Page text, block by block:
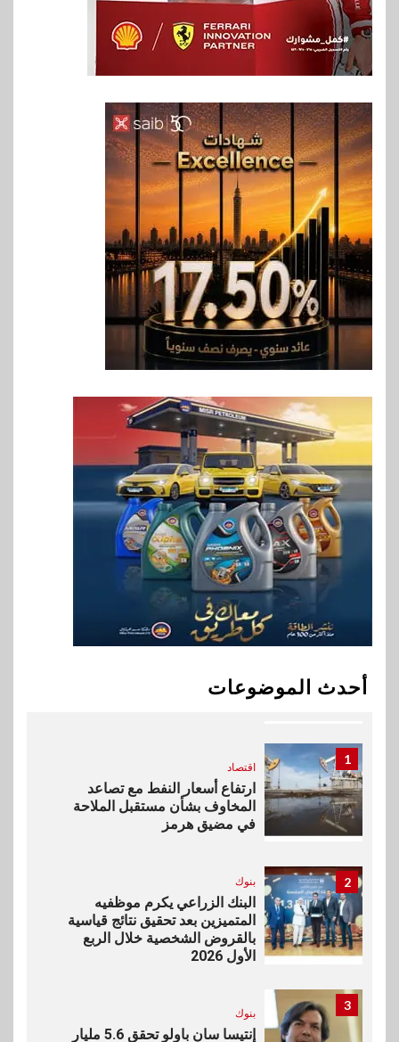
أحدث الموضوعات
6
بنوك
بنك QNB مصر يعزز جاهزية
المشروعات الصغيرة والمتوسطة
للنمو والتوسع
7 اخبار
فيكسد مصر و”حلول” تتشاركان
في تطوير أول منصة للسياحة
الصحية في مصر والشرق الأوسط
وأفريقيا Tour4Cure
8
سوق وصلة
هواوي: هاتف nova 15
Max بطارية ضخمة وتصميم متين
جهازًا مثاليًا للشباب
9 اقتصاد
إي اف چي فاينانس تستعرض
خطط نمو «بلد» لتعزيز حضورها
في سوق تحويلات المصريين
بالخارج
بيان توضيحي صادر عن شركة
ناتجاس
1
اقتصاد
ارتفاع أسعار النفط مع تصاعد
المخاوف بشأن مستقبل الملاحة
في مضيق هرمز
2 بنوك
البنك الزراعي يكرم موظفيه
المتميزين بعد تحقيق نتائج قياسية
بالقروض الشخصية خلال الربع
الأول 2026
3
بنوك
إنتيسا سان باولو تحقق 5.6 مليار